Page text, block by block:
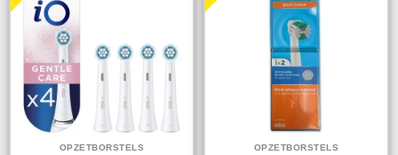
OPZETBORSTELS OPZETBORSTELS